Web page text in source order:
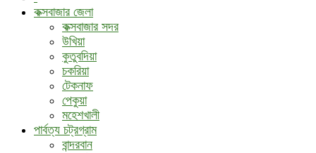
কক্সবাজার জেলা
কক্সবাজার সদর
উখিয়া
কুতুবদিয়া
চকরিয়া
টেকনাফ
পেকুয়া
মহেশখালী
পার্বত্য চট্রগ্রাম
বান্দরবান